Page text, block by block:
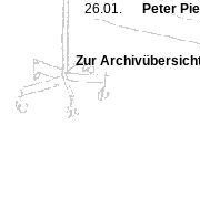
26.01.
Peter
Zur